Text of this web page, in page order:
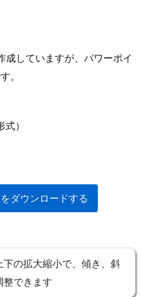
していますが、パワーポイ
。
）
ダウンロードする
下の拡大縮小で、傾き、斜
整できます